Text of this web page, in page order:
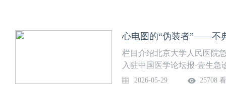
心电图的“伪装者”——不
栏目介绍北京大学人民医院
入驻中国医学论坛报·壹生
部免费开放，供临床同道交
2026-05-29 25708